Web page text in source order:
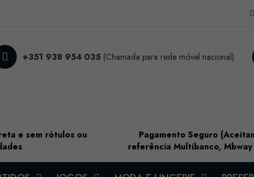
+351 938 954 035 (Chamada para rede móvel nacional)
e sem rótulos ou
Pagamento Seguro
referência Multibanco,